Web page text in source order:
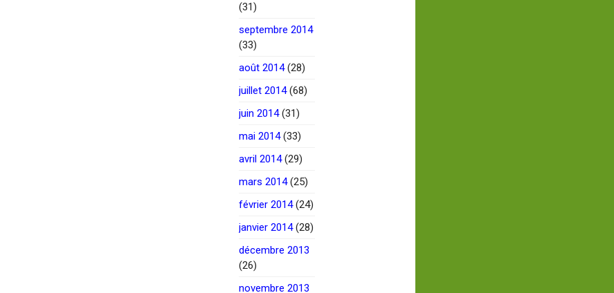
(31)
septembre 2014
(33)
août 2014(28)
juillet 2014(68)
juin 2014(31)
mai 2014(33)
avril 2014(29)
mars 2014(25)
février 2014(24)
janvier 2014(28)
décembre 2013
(26)
novembre 2013